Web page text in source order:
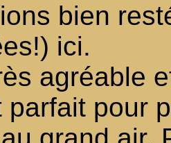
bien
ici.
agréable
parfait pour